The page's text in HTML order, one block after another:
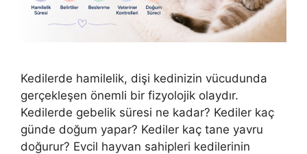
Kedilerde hamilelik, dişi kedinizin vücudunda
gerçekleşen önemli bir fizyolojik olaydır.
Kedilerde gebelik süresi ne kadar? Kediler kaç
günde doğum yapar? Kediler kaç tane yavru
doğurur? Evcil hayvan sahipleri kedilerinin